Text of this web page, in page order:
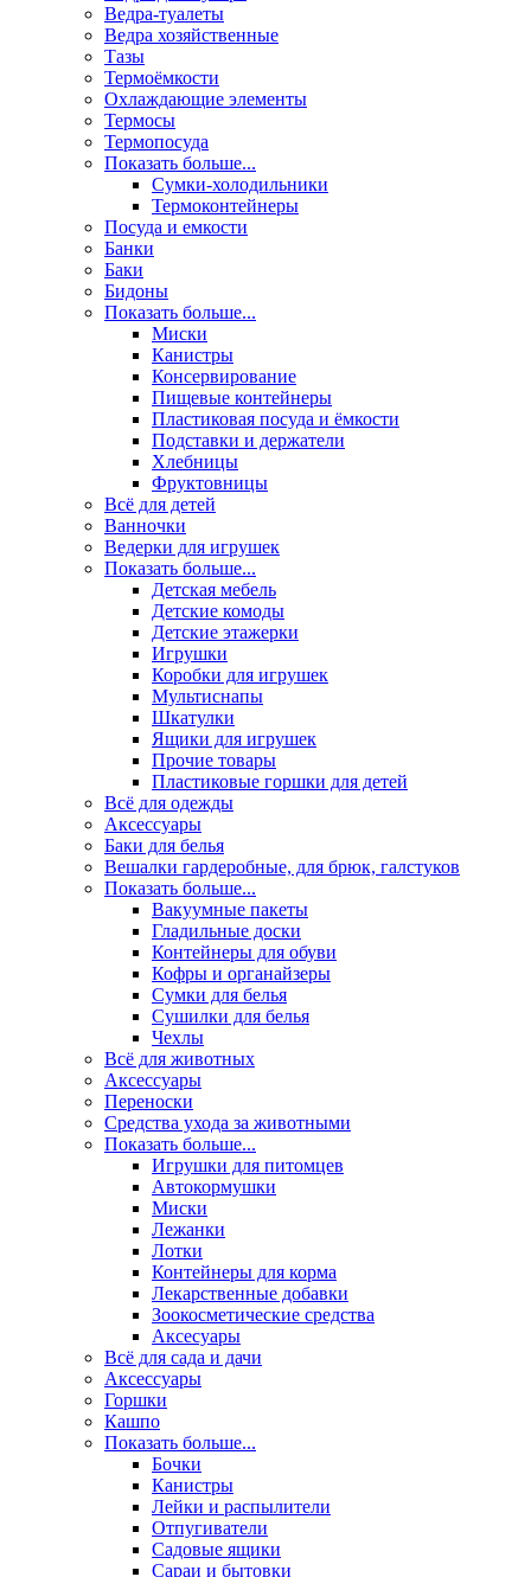
Ведра-туалеты
Ведра хозяйственные
Тазы
Термоёмкости
Охлаждающие элементы
Термосы
Термопосуда
Показать больше...
Сумки-холодильники
Термоконтейнеры
Посуда и емкости
Банки
Баки
Бидоны
Показать больше...
Миски
Канистры
Консервирование
Пищевые контейнеры
Пластиковая посуда и ёмкости
Подставки и держатели
Хлебницы
Фруктовницы
Всё для детей
Ванночки
Ведерки для игрушек
Показать больше...
Детская мебель
Детские комоды
Детские этажерки
Игрушки
Коробки для игрушек
Мультиснапы
Шкатулки
Ящики для игрушек
Прочие товары
Пластиковые горшки для детей
Всё для одежды
Аксессуары
Баки для белья
Вешалки гардеробные, для брюк, галстуков
Показать больше...
Вакуумные пакеты
Гладильные доски
Контейнеры для обуви
Кофры и органайзеры
Сумки для белья
Сушилки для белья
Чехлы
Всё для животных
Аксесcуары
Переноски
Средства ухода за животными
Показать больше...
Игрушки для питомцев
Автокормушки
Миски
Лежанки
Лотки
Контейнеры для корма
Лекарственные добавки
Зоокосметические средства
Аксесуары
Всё для сада и дачи
Аксессуары
Горшки
Кашпо
Показать больше...
Бочки
Канистры
Лейки и распылители
Отпугиватели
Садовые ящики
Сараи и бытовки